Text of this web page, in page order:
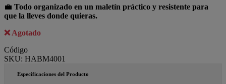
💼 Todo organizado en un maletín práctico y resistente para
que la lleves donde quieras.
Agotado
Código
SKU: HABM4001
Especificaciones del Producto